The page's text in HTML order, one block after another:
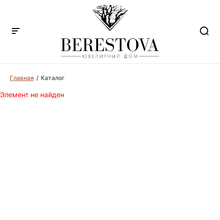
Главная Каталог
Элемент не найден